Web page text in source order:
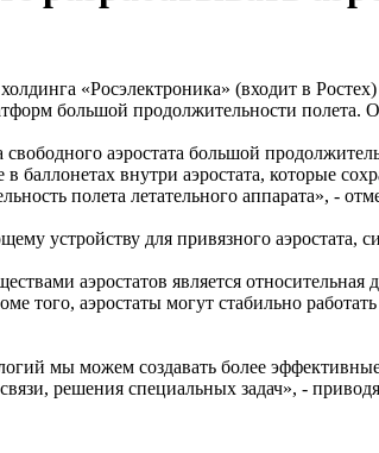
«Росэлектроника» (входит в
большой продолжительности полета.
аэростата большой
баллонетах внутри аэростата, которые
полета летательного аппарата», -
устройству для привязного аэростата,
аэростатов является
того, аэростаты могут стабильно
мы можем создавать более
решения специальных задач», -